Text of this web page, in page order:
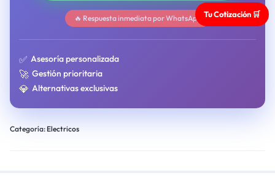
🔥 Respuesta inmediata por WhatsApp
✅ Asesoría personalizada
🚀 Gestión prioritaria
💎 Alternativas exclusivas
Categoría: Electricos
Tu Cotización 🛒